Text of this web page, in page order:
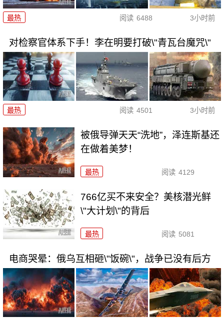
最热 阅读 6488 3小时前
对检察官体系下手！李在明要打破\"青瓦台魔咒\"
最热 阅读 4501 3小时前
被俄导弹天天“洗地”，泽连斯基还
在做着美梦！
最热 阅读 4129
766亿买不来安全？美核潜光鲜
\"大计划\"的背后
最热 阅读 5081
电商哭晕：俄乌互相砸\"饭碗\"，战争已没有后方